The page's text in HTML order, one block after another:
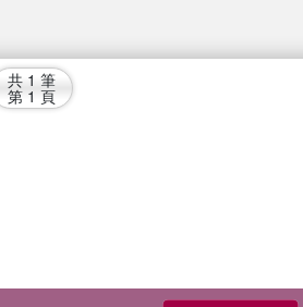
共 1 筆
第 1 頁